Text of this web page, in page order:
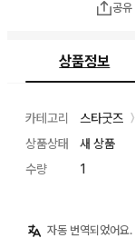
공유
상품정보
카테고리 스타굿즈 〉
상품상태
새 상품
수량
1
자동 번역되었어요.